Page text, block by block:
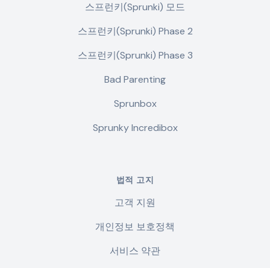
스프런키(Sprunki) 모드
스프런키(Sprunki) Phase 2
스프런키(Sprunki) Phase 3
Bad Parenting
Sprunbox
Sprunky Incredibox
법적 고지
고객 지원
개인정보 보호정책
서비스 약관